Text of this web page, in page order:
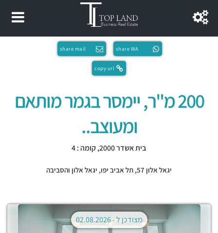
share WA
share mail
copy url
200 מ"ר, יימסר בגמר מותאם
ומעוצב..
בית אשדר 2000, קומה : 4
יגאל אלון 57, תל אביב יפו, יגאל אלון והסביבה
מצודכן ל -02.08.2026